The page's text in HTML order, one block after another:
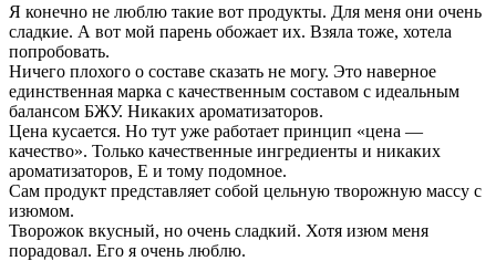
Я конечно не люблю такие вот продукты. Для меня они очень
сладкие. А вот мой парень обожает их. Взяла тоже, хотела
попробовать.
Ничего плохого о составе сказать не могу. Это наверное
единственная марка с качественным составом с идеальным
балансом БЖУ. Никаких ароматизаторов.
Цена кусается. Но тут уже работает принцип «цена —
качество». Только качественные ингредиенты и никаких
ароматизаторов, Е и тому подомное.
Сам продукт представляет собой цельную творожную массу с
изюмом.
Творожок вкусный, но очень сладкий. Хотя изюм меня
порадовал. Его я очень люблю.